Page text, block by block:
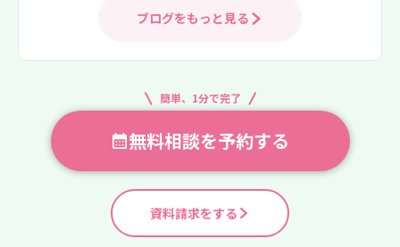
ブログをもっと見る
簡単、1分で完了
無料相談を予約する
資料請求をする